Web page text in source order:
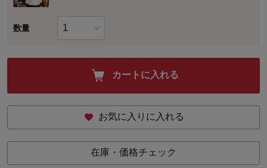
数量
カートに入れる
お気に入りに入れる
在庫・価格チェック